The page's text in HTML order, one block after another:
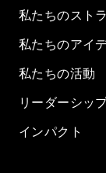
私たちのスト
私たちのアイ
私たちの活動
リーダーシッ
インパクト